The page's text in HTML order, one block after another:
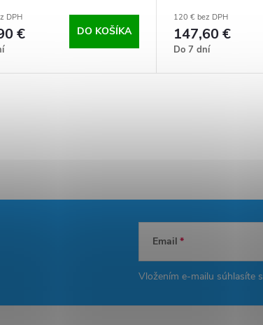
DPH
€ DO KOŠÍKA
120 € bez DPH
147,60 €
Do 7 dní
Email
Vložením e-mailu súhlasíte s